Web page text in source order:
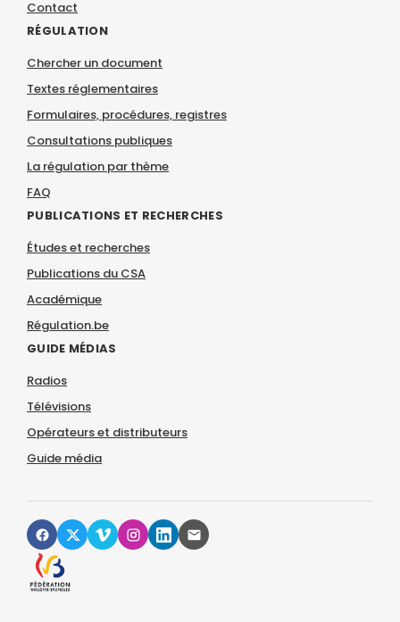
Contact
RÉGULATION
Chercher un document
Textes réglementaires
Formulaires, procédures, registres
Consultations publiques
La régulation par thème
FAQ
PUBLICATIONS ET RECHERCHES
Études et recherches
Publications du CSA
Académique
Régulation.be
GUIDE MÉDIAS
Radios
Télévisions
Opérateurs et distributeurs
Guide média